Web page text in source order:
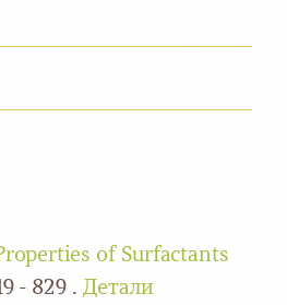
of Surfactants
- 829 . Детали